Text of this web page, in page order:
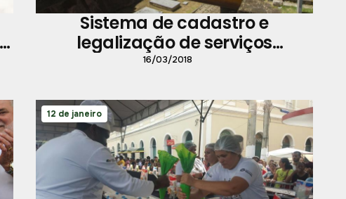
Sistema de cadastro e
legalização de serviços
turísticos é lançado em Belém
16/03/2018
12 de janeiro